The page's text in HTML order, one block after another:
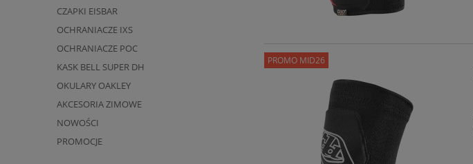
CZAPKI EISBAR
OCHRANIACZE IXS
OCHRANIACZE POC
KASK BELL SUPER DH
OKULARY OAKLEY
AKCESORIA ZIMOWE
NOWOŚCI
PROMOCJE
PROMO MID26